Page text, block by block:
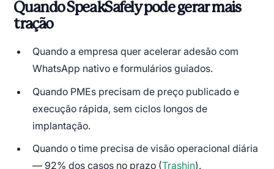
Quando SpeakSafely pode gerar mais
tração
Quando a empresa quer acelerar adesão com
WhatsApp nativo e formulários guiados.
Quando PMEs precisam de preço publicado e
execução rápida, sem ciclos longos de
implantação.
Quando o time precisa de visão operacional diária
— 92% dos casos no prazo (Trashin).